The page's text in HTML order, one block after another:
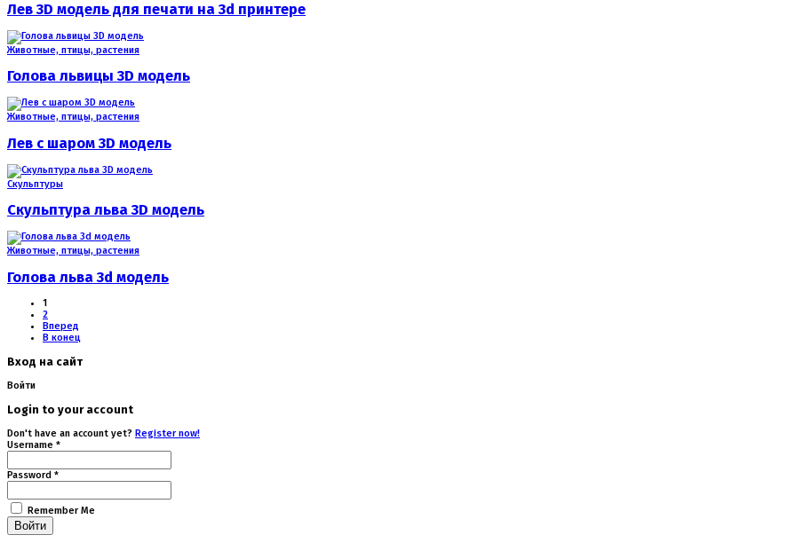
Лев 3D модель для печати на 3d принтере
Животные, птицы, растения
Голова львицы 3D модель
Животные, птицы, растения
Лев с шаром 3D модель
Скульптуры
Скульптура льва 3D модель
Животные, птицы, растения
Голова льва 3d модель
1
2
Вперед
В конец
Вход на сайт
Войти
Login to your account
Don't have an account yet? Register now!
Username *
Password *
Remember Me